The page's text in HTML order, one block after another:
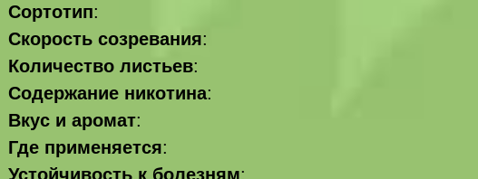
Сортотип:
Скорость созревания:
Количество листьев:
Содержание никотина:
Вкус и аромат:
Где применяется:
Устойчивость к болезням: